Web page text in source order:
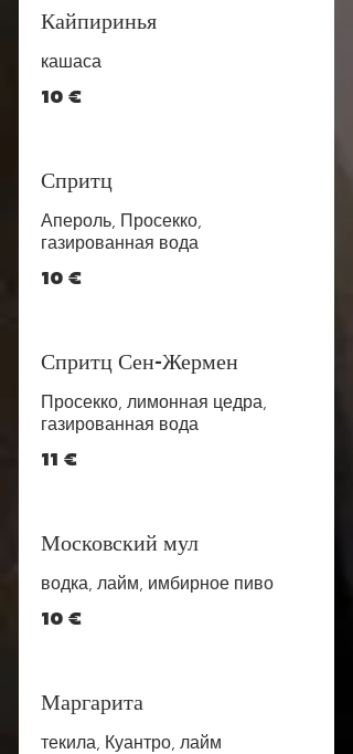
Кайпиринья
кашаса
10 €
Спритц
Апероль, Просекко,
газированная вода
10 €
Спритц Сен-Жермен
Просекко, лимонная цедра,
газированная вода
11 €
Московский мул
водка, лайм, имбирное пиво
10 €
Маргарита
текила, Куантро, лайм